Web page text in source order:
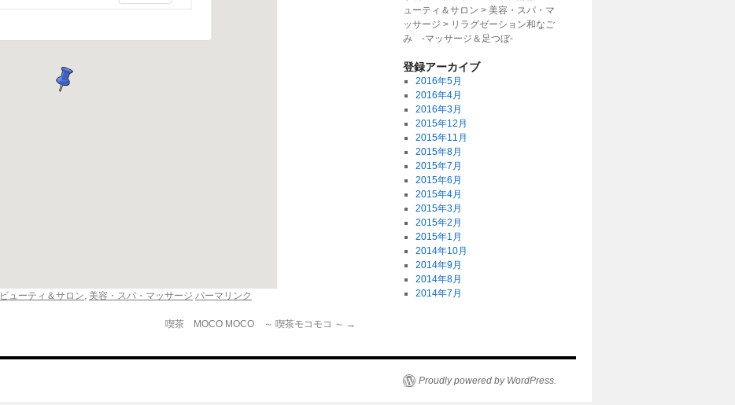
ビューティ＆サロン, 美容・スパ・マッサージ パーマリンク
喫茶 MOCO MOCO ～ 喫茶モコモコ ～ →
ューティ＆サロン > 美容・スパ・マ
ッサージ > リラグゼーション和なご
み -マッサージ＆足つぼ-
登録アーカイブ
2016年5月
2016年4月
2016年3月
2015年12月
2015年11月
2015年8月
2015年7月
2015年6月
2015年4月
2015年3月
2015年2月
2015年1月
2014年10月
2014年9月
2014年8月
2014年7月
Proudly powered by WordPress.